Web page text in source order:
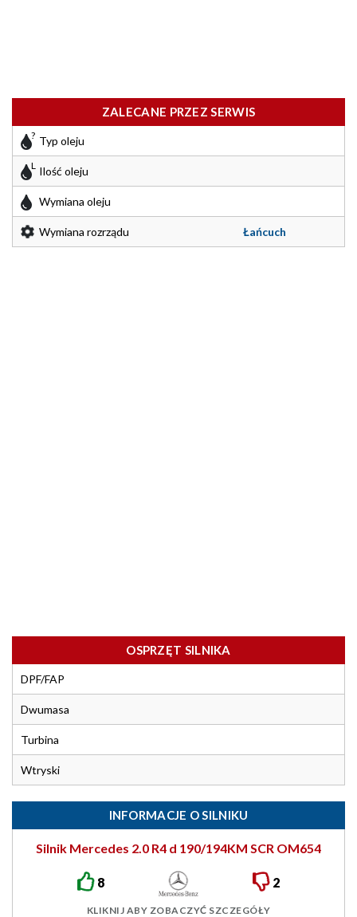
ZALECANE PRZEZ SERWIS
Typ oleju
Ilość oleju
Wymiana oleju
Wymiana rozrządu Łańcuch
OSPRZĘT SILNIKA
DPF/FAP
Dwumasa
Turbina
Wtryski
INFORMACJE O SILNIKU
Silnik Mercedes 2.0 R4 d 190/194KM SCR OM654
8 2
KLIKNIJ ABY ZOBACZYĆ SZCZEGÓŁY